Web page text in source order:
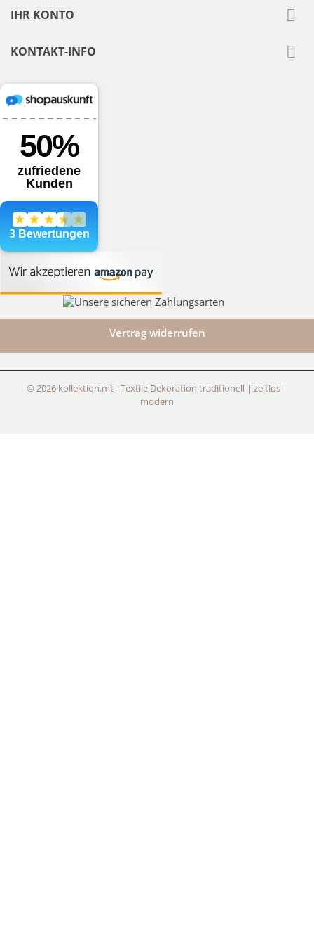
IHR KONTO 
KONTAKT-INFO 
Vertrag widerrufen
© 2026 kollektion.mt - Textile Dekoration traditionell | zeitlos |
modern